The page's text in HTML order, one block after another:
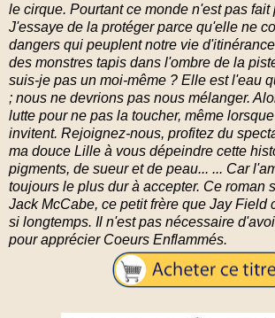
le cirque. Pourtant ce monde n'est pas fait
J'essaye de la protéger parce qu'elle ne
dangers qui peuplent notre vie
des monstres tapis dans l'ombre de la
suis-je pas un moi-même ? Elle est l'eau
; nous ne devrions pas nous mélanger.
lutte pour ne pas la toucher, même
invitent. Rejoignez-nous, profitez du
ma douce Lille à vous dépeindre cette
pigments, de sueur et de peau... ... Car
toujours le plus dur à accepter. Ce roman
Jack McCabe, ce petit frère que Jay Field
si longtemps. Il n'est pas nécessaire
pour apprécier Coeurs Enflammés.